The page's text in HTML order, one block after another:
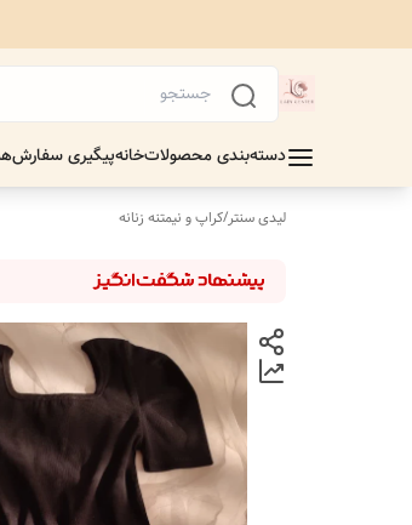
دسته‌بندی محصولاتخانهپیگیری سفارش
لیدی سنتر/کراپ و نیمتنه زنانه